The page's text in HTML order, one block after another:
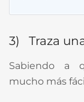
3) Traza
Sabiendo a
mucho más